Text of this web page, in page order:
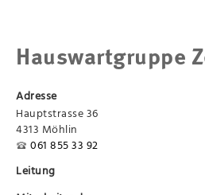
Hauswartgruppe
Adresse
Hauptstrasse 36
4313 Möhlin
061 855 33 92
Leitung